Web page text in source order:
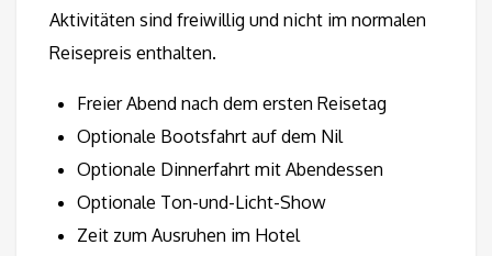
Aktivitäten sind freiwillig und nicht im normalen
Reisepreis enthalten.
Freier Abend nach dem ersten Reisetag
Optionale Bootsfahrt auf dem Nil
Optionale Dinnerfahrt mit Abendessen
Optionale Ton-und-Licht-Show
Zeit zum Ausruhen im Hotel